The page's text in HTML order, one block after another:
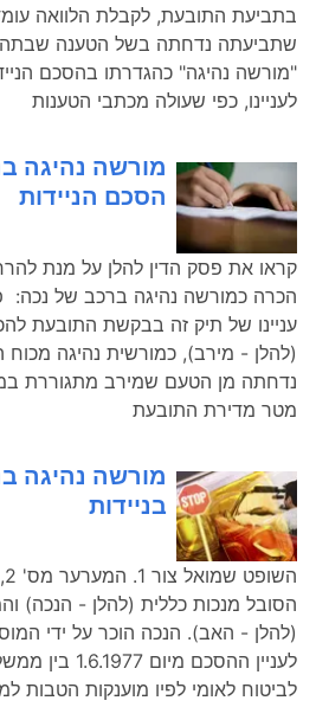
בתביעת התובעת, לקבלת הלוואה
שתביעתה נדחתה בשל הטענה שבתה
"מורשה נהיגה" כהגדרתו בהסכם
לעניינו, כפי שעולה מכתבי הטענות
מורשה נהיגה
הסכם הניידות
קראו את פסק הדין להלן על מנת
הכרה כמורשה נהיגה ברכב של נכה:
עניינו של תיק זה בבקשת התובעת
(להלן - מירב), כמורשית נהיגה
מטר מדירת התובעת
מורשה נהיגה
בניידות
(להלן - האב). הנכה הוכר על ידי
לעניין ההסכם
לביטוח לאומי לפיו מוענקות הטבות